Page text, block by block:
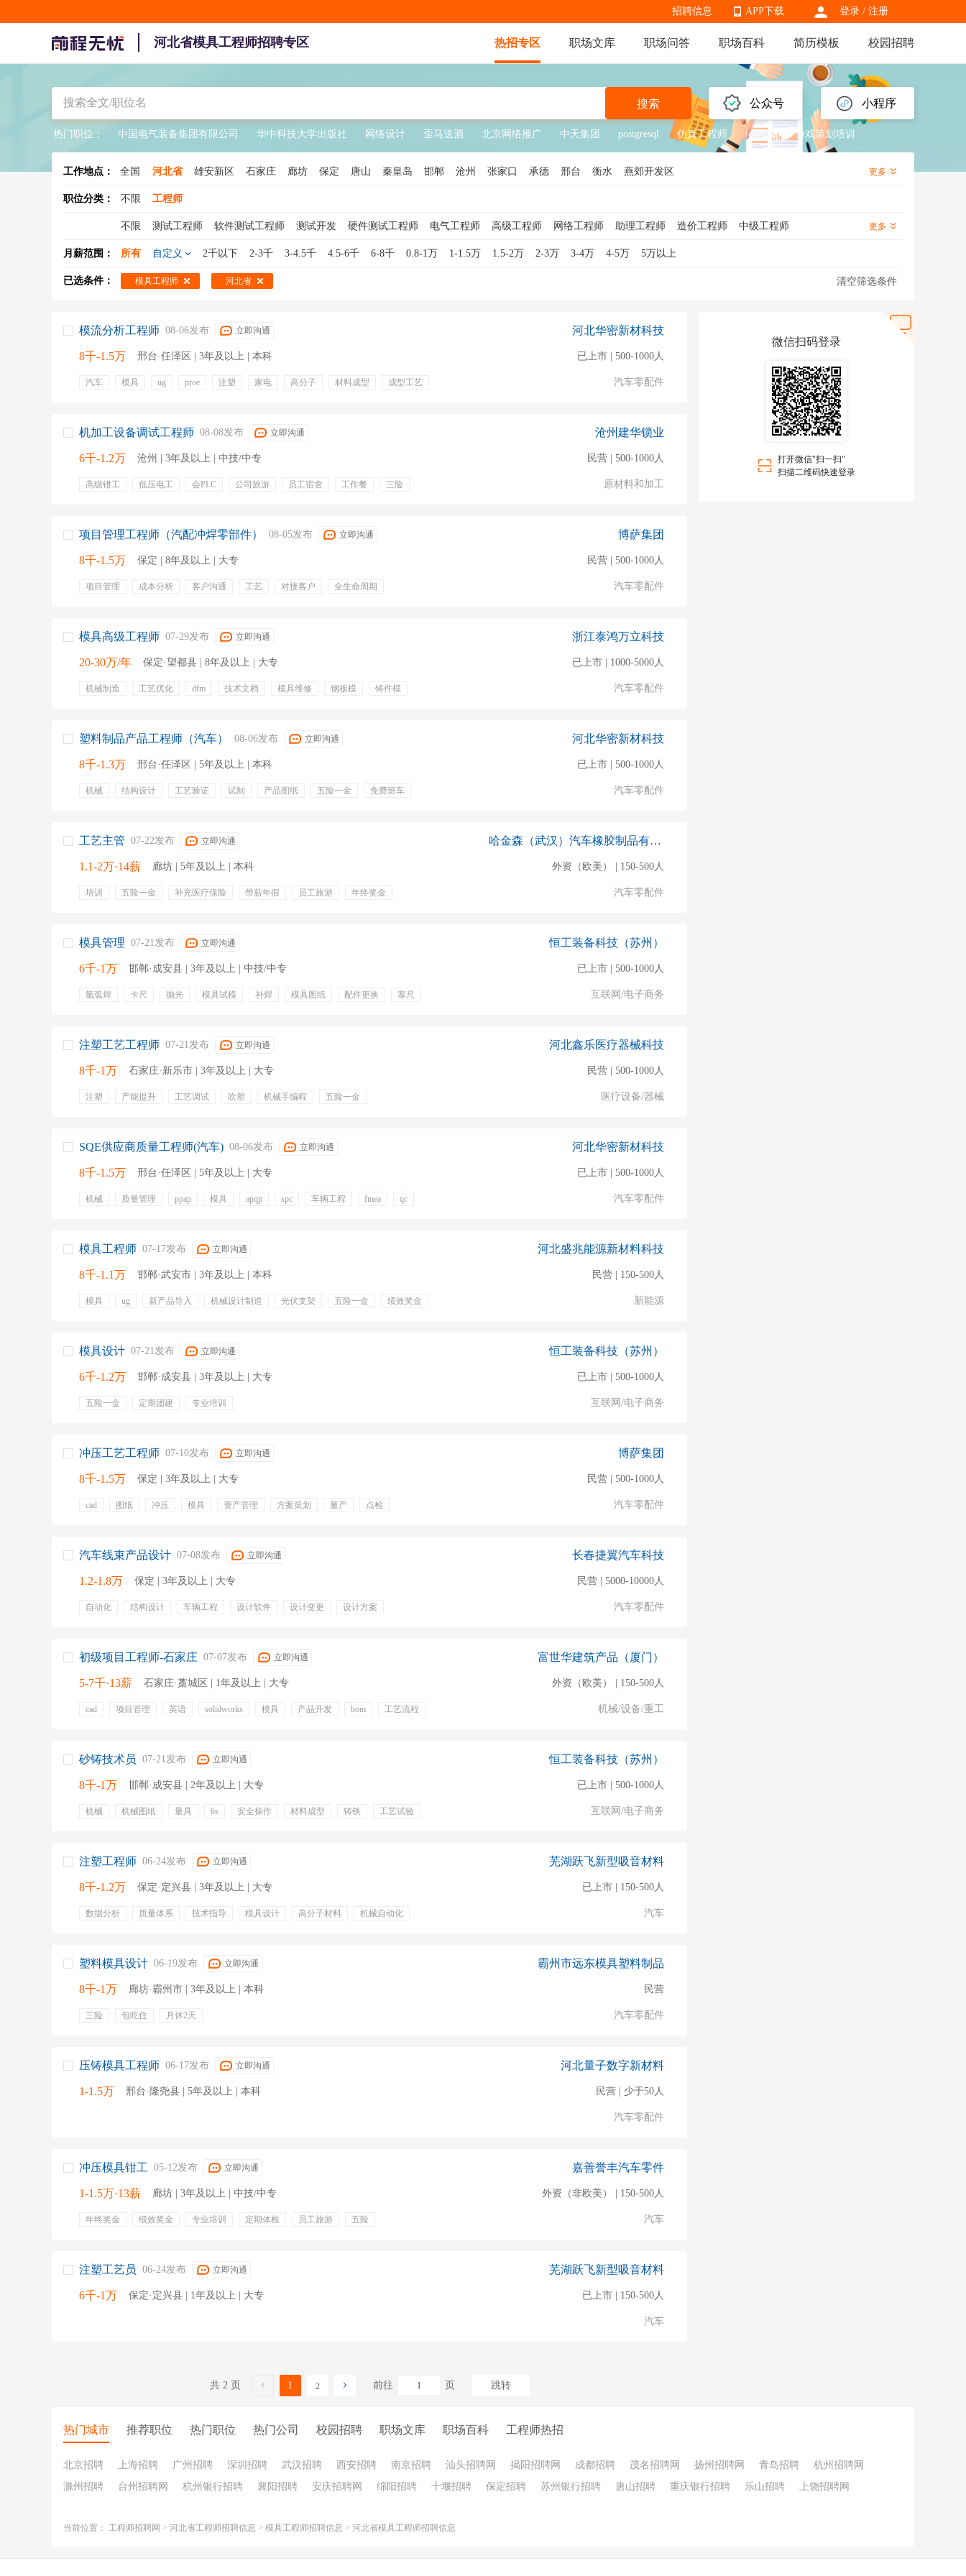
登录 / 注册
APP下载
APP下载
招聘信息
河北省模具工程师招聘专区 热招专区 职场文库 职场问答 职场百科 简历模板 校园招聘
公众号 小程序
搜索
热门职位： 中国电气装备集团有限公司 华中科技大学出版社 网络设计 歪马送酒 北京网络推广 中天集团 postgresql 仿真工程师 ios开发 游戏策划培训
工作地点： 全国 河北省 雄安新区 石家庄 廊坊 保定 唐山 秦皇岛 邯郸 沧州 张家口 承德 邢台 衡水 燕郊开发区 更多
职位分类： 不限 工程师
不限 测试工程师 软件测试工程师 测试开发 硬件测试工程师 电气工程师 高级工程师 网络工程师 助理工程师 造价工程师
中级工程师
机械工程师
网络安全工程师 结构工程师 运维工程师 硬件工程师 工程监理 电子工程师 建筑工程师 设备工程师
土木工程师
汽车工程师 系统集成工程师
注塑工程师
电子工艺工程师 数据通信工程师
更多
月薪范围： 所有 自定义 2千以下 2-3千 3-4.5千 4.5-6千 6-8千 0.8-1万 1-1.5万 1.5-2万 2-3万 3-4万 4-5万 5万以上
已选条件： 模具工程师 河北省 清空筛选条件
模流分析工程师 08-06发布 立即沟通
8千-1.5万 邢台·任泽区 | 3年及以上 | 本科
汽车 模具 ug proe 注塑 家电 高分子 材料成型
成型工艺
河北华密新材科技
已上市 | 500-1000人
汽车零配件
机加工设备调试工程师 08-08发布 立即沟通
6千-1.2万 沧州 | 3年及以上 | 中技/中专
高级钳工 低压电工 会PLC 公司旅游 员工宿舍 工作餐 三险
沧州建华锁业
民营 | 500-1000人
原材料和加工
项目管理工程师（汽配冲焊零部件） 08-05发布 立即沟通
8千-1.5万 保定 | 8年及以上 | 大专
项目管理 成本分析 客户沟通 工艺 对接客户
全生命周期
住房补贴
包吃
博萨集团
民营 | 500-1000人
汽车零配件
模具高级工程师 07-29发布 立即沟通
20-30万/年 保定·望都县 | 8年及以上 | 大专
机械制造 工艺优化 dfm 技术文档 模具维修 钢板模
铸件模
浙江泰鸿万立科技
已上市 | 1000-5000人
汽车零配件
塑料制品产品工程师（汽车） 08-06发布 立即沟通
8千-1.3万 邢台·任泽区 | 5年及以上 | 本科
机械 结构设计 工艺验证 试制 产品图纸 五险一金
免费班车
河北华密新材科技
已上市 | 500-1000人
汽车零配件
工艺主管 07-22发布 立即沟通
1.1-2万·14薪 廊坊 | 5年及以上 | 本科
培训 五险一金 补充医疗保险 带薪年假 员工旅游
年终奖金
哈金森（武汉）汽车橡胶制品有限公司廊坊
外资（欧美） | 150-500人
汽车零配件
模具管理 07-21发布 立即沟通
6千-1万 邯郸·成安县 | 3年及以上 | 中技/中专
氩弧焊 卡尺 抛光 模具试模 补焊 模具图纸 配件更换
塞尺
恒工装备科技（苏州）
已上市 | 500-1000人
互联网/电子商务
注塑工艺工程师 07-21发布 立即沟通
8千-1万 石家庄·新乐市 | 3年及以上 | 大专
注塑 产能提升 工艺调试 吹塑 机械手编程 五险一金
河北鑫乐医疗器械科技
民营 | 500-1000人
医疗设备/器械
SQE供应商质量工程师(汽车) 08-06发布 立即沟通
8千-1.5万 邢台·任泽区 | 5年及以上 | 大专
机械 质量管理 ppap 模具 apqp spc 车辆工程 fmea
qc
河北华密新材科技
已上市 | 500-1000人
汽车零配件
模具工程师 07-17发布 立即沟通
8千-1.1万 邯郸·武安市 | 3年及以上 | 本科
模具 ug 新产品导入 机械设计制造 光伏支架 五险一金
绩效奖金
河北盛兆能源新材料科技
民营 | 150-500人
新能源
模具设计 07-21发布 立即沟通
6千-1.2万 邯郸·成安县 | 3年及以上 | 大专
五险一金 定期团建 专业培训
恒工装备科技（苏州）
已上市 | 500-1000人
互联网/电子商务
冲压工艺工程师 07-10发布 立即沟通
8千-1.5万 保定 | 3年及以上 | 大专
cad 图纸 冲压 模具 资产管理 方案策划 量产
点检
博萨集团
民营 | 500-1000人
汽车零配件
汽车线束产品设计 07-08发布 立即沟通
1.2-1.8万 保定 | 3年及以上 | 大专
自动化 结构设计 车辆工程 设计软件 设计变更
设计方案
出差补贴
长春捷翼汽车科技
民营 | 5000-10000人
汽车零配件
初级项目工程师-石家庄 07-07发布 立即沟通
5-7千·13薪 石家庄·藁城区 | 1年及以上 | 大专
cad 项目管理 英语 solidworks 模具 产品开发 bom
工艺流程
富世华建筑产品（厦门）
外资（欧美） | 150-500人
机械/设备/重工
砂铸技术员 07-21发布 立即沟通
8千-1万 邯郸·成安县 | 2年及以上 | 大专
机械 机械图纸 量具 6s 安全操作 材料成型 铸铁
工艺试验
恒工装备科技（苏州）
已上市 | 500-1000人
互联网/电子商务
注塑工程师 06-24发布 立即沟通
8千-1.2万 保定·定兴县 | 3年及以上 | 大专
数据分析 质量体系 技术指导 模具设计 高分子材料
机械自动化
芜湖跃飞新型吸音材料
已上市 | 150-500人
汽车
塑料模具设计 06-19发布 立即沟通
8千-1万 廊坊·霸州市 | 3年及以上 | 本科
三险 包吃住 月休2天
霸州市远东模具塑料制品
民营
汽车零配件
压铸模具工程师 06-17发布 立即沟通
1-1.5万 邢台·隆尧县 | 5年及以上 | 本科
河北量子数字新材料
民营 | 少于50人
汽车零配件
冲压模具钳工 05-12发布 立即沟通
1-1.5万·13薪 廊坊 | 3年及以上 | 中技/中专
年终奖金 绩效奖金 专业培训 定期体检 员工旅游
五险
嘉善誉丰汽车零件
外资（非欧美） | 150-500人
汽车
注塑工艺员 06-24发布 立即沟通
6千-1万 保定·定兴县 | 1年及以上 | 大专
芜湖跃飞新型吸音材料
已上市 | 150-500人
汽车
共 2 页 1 2 前往 页 跳转
微信扫码登录
打开微信"扫一扫"
扫描二维码快速登录
热门城市 推荐职位 热门职位 热门公司 校园招聘 职场文库 职场百科 工程师热招
北京招聘 上海招聘 广州招聘 深圳招聘 武汉招聘 西安招聘 南京招聘 汕头招聘网 揭阳招聘网 成都招聘 茂名招聘网 扬州招聘网 青岛招聘
杭州招聘网
滁州招聘
台州招聘网 杭州银行招聘 襄阳招聘 安庆招聘网 绵阳招聘 十堰招聘 保定招聘 苏州银行招聘 唐山招聘 重庆银行招聘 乐山招聘 上饶招聘网
当前位置： 工程师招聘网 > 河北省工程师招聘信息 > 模具工程师招聘信息 > 河北省模具工程师招聘信息